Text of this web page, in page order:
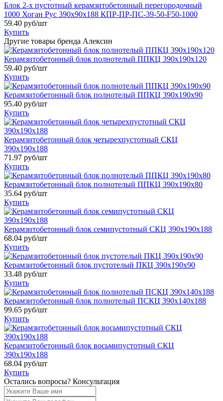
Блок 2-х пустотный керамзитобетонный перегородочный
1000 Хоган Рус 390х90х188 КПР-ПР-ПС-39-50-F50-1000
59.40 руб/шт
Купить
Другие товары бренда Алексин
Керамзитобетонный блок полнотелый ППКЦ 390х190х120
59.40 руб/шт
Купить
Керамзитобетонный блок полнотелый ППКЦ 390х190х90
95.40 руб/шт
Купить
Керамзитобетонный блок четырехпустотный СКЦ
390х190х188
71.97 руб/шт
Купить
Керамзитобетонный блок полнотелый ППКЦ 390х190х80
35.64 руб/шт
Купить
Керамзитобетонный блок семипустотный СКЦ 390х190х188
68.04 руб/шт
Купить
Керамзитобетонный блок пустотелый ПКЦ 390х190х90
33.48 руб/шт
Купить
Керамзитобетонный блок полнотелый ПСКЦ 390х140х188
99.65 руб/шт
Купить
Керамзитобетонный блок восьмипустотный СКЦ
390х190х188
68.04 руб/шт
Купить
Остались вопросы? Консультация